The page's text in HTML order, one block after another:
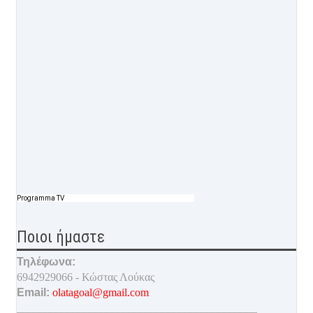
Programma TV
Ποιοι ήμαστε
Τηλέφωνα:
6942929066 - Κώστας Λούκας
Email: olatagoal@gmail.com